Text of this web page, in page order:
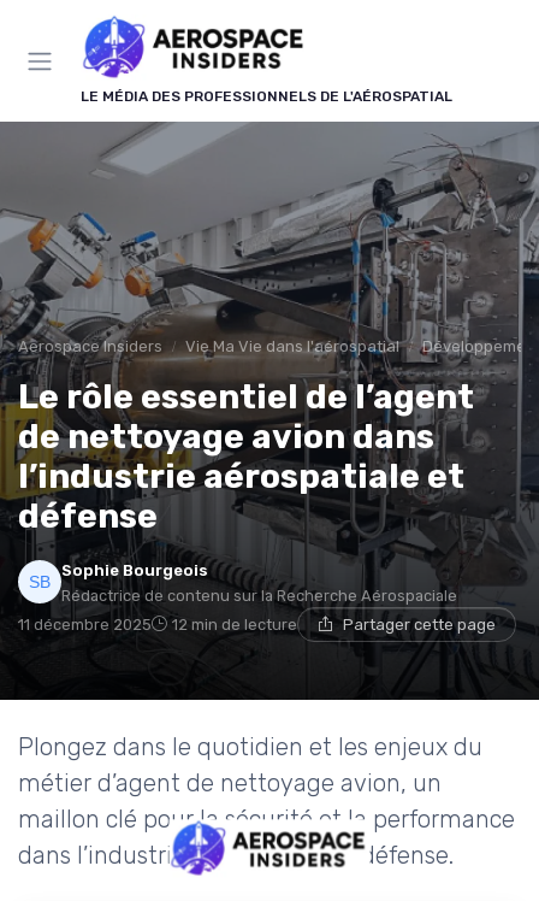
LE MÉDIA DES PROFESSIONNELS DE L'AÉROSPATIAL
Aerospace Insiders Vie Ma Vie dans l'aérospatial
Le rôle essentiel de l’agent
de nettoyage avion dans
l’industrie aérospatiale et
défense
Sophie Bourgeois
Rédactrice de contenu sur la Recherche Aérospaciale
11 décembre 2025
12 min de lecture Partager cette page
Plongez dans le quotidien et les enjeux du
métier d’agent de nettoyage avion, un
maillon clé pour la sécurité et la performance
dans l’industrie aérospatiale et défense.
Panneau de gestion des cookies